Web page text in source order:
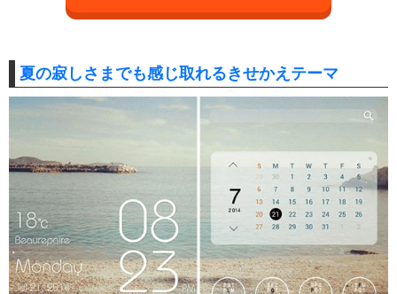
夏の寂しさまでも感じ取れるきせかえテーマ